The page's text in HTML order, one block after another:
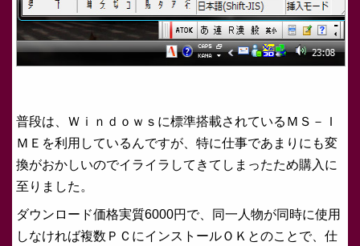
普段は、Ｗｉｎｄｏｗｓに標準搭載されているＭＳ－Ｉ
ＭＥを利用しているんですが、特に仕事であまりにも変
換がおかしいのでイライラしてきてしまったため購入に
至りました。
ダウンロード価格実質6000円で、同一人物が同時に使用
しなければ複数ＰＣにインストールＯＫとのことで、仕